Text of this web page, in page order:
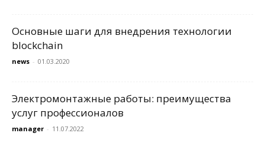
Основные шаги для внедрения технологии
blockchain
news - 01.03.2020
Электромонтажные работы: преимущества
услуг профессионалов
manager - 11.07.2022